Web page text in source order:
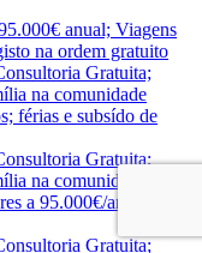
anual; Viagens
na ordem gratuito
Gratuita;
na comunidade
férias e subsído de
Gratuita;
na comunidade
a 95.000€/ano; férias
Gratuita;